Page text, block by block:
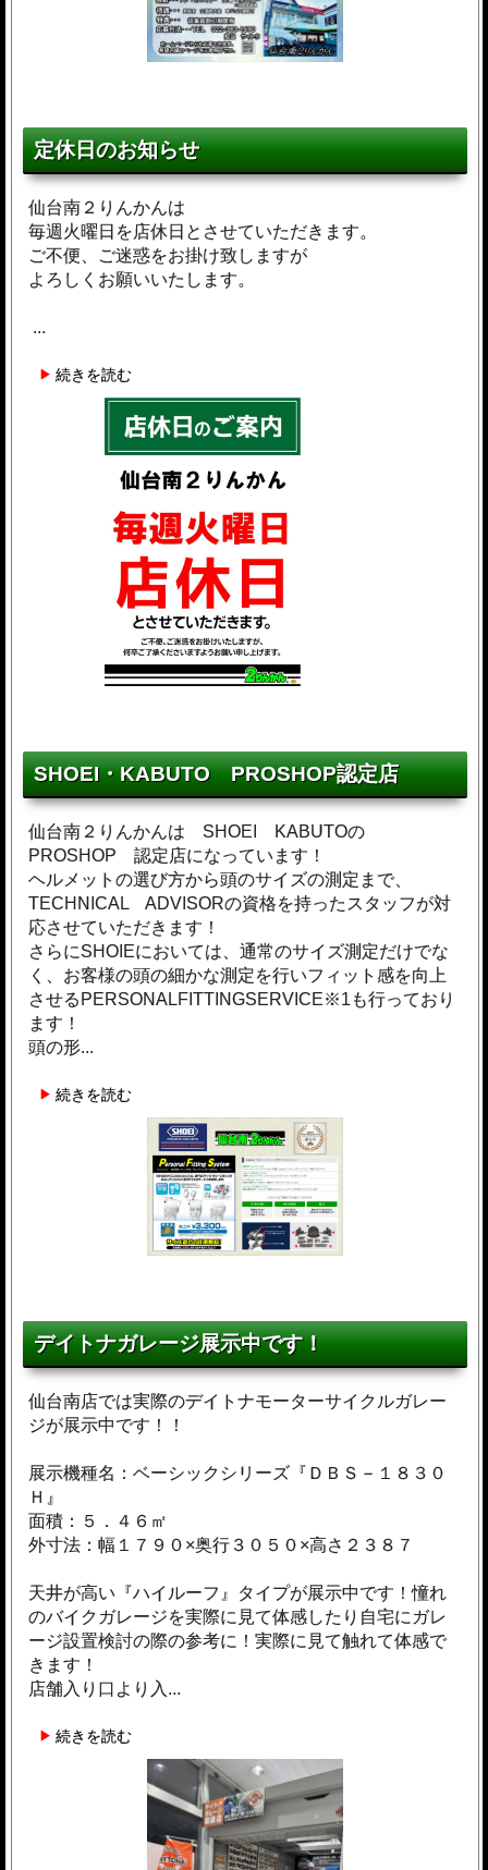
定休日のお知らせ
仙台南２りんかんは
毎週火曜日を店休日とさせていただきます。
ご不便、ご迷惑をお掛け致しますが
よろしくお願いいたします。
...
続きを読む
SHOEI・KABUTO PROSHOP認定店
仙台南２りんかんは SHOEI KABUTOの
PROSHOP 認定店になっています！
ヘルメットの選び方から頭のサイズの測定まで、
TECHNICAL ADVISORの資格を持ったスタッフが対
応させていただきます！
さらにSHOIEにおいては、通常のサイズ測定だけでな
く、お客様の頭の細かな測定を行いフィット感を向上
させるPERSONALFITTINGSERVICE※1も行っており
ます！
頭の形...
続きを読む
デイトナガレージ展示中です！
仙台南店では実際のデイトナモーターサイクルガレー
ジが展示中です！！
展示機種名：ベーシックシリーズ『ＤＢＳ－１８３０
Ｈ』
面積：５．４６㎡
外寸法：幅１７９０×奥行３０５０×高さ２３８７
天井が高い『ハイルーフ』タイプが展示中です！憧れ
のバイクガレージを実際に見て体感したり自宅にガレ
ージ設置検討の際の参考に！実際に見て触れて体感で
きます！
店舗入り口より入...
続きを読む